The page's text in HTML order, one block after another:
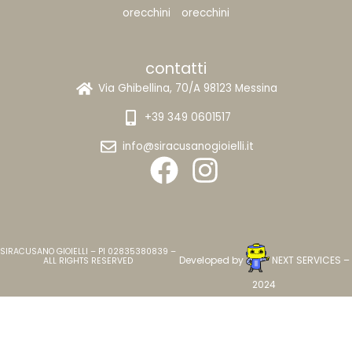
orecchini
orecchini
contatti
Via Ghibellina, 70/A 98123 Messina
+39 349 0601517
info@siracusanogioielli.it
SIRACUSANO GIOIELLI – PI 02835380839 –
ALL RIGHTS RESERVED
Developed by NEXT SERVICES –
2024